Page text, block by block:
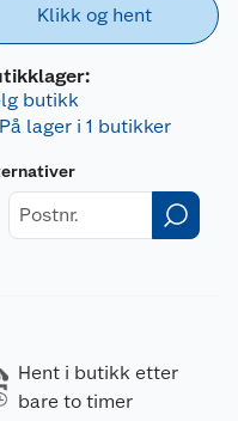
Klikk og hent
butikk
På lager i 1 butikker
Hent i butikk etter
bare to timer